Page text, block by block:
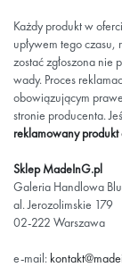
Każdy produkt w
upływem tego
zostać zgłoszona
wady. Proces
obowiązującym
stronie producenta.
reklamowany produkt
Sklep MadeInG.pl
Galeria Handlowa
al. Jerozolimskie 179
02-222 Warszawa
e-mail: